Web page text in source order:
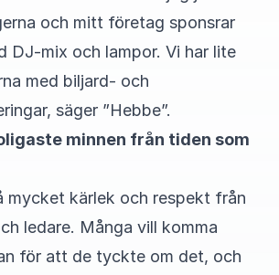
och mitt företag sponsrar
DJ-mix och lampor. Vi har lite
med biljard- och
säger ”Hebbe”.
minnen från tiden som
mycket kärlek och respekt från
ledare. Många vill komma
för att de tyckte om det, och